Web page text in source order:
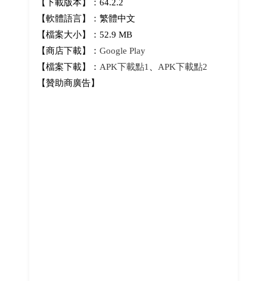
【下載版本】：64.2.2
【軟體語言】：繁體中文
【檔案大小】：52.9 MB
【商店下載】： Google Play
【檔案下載】： APK下載點1、 APK下載點2
【贊助商廣告】